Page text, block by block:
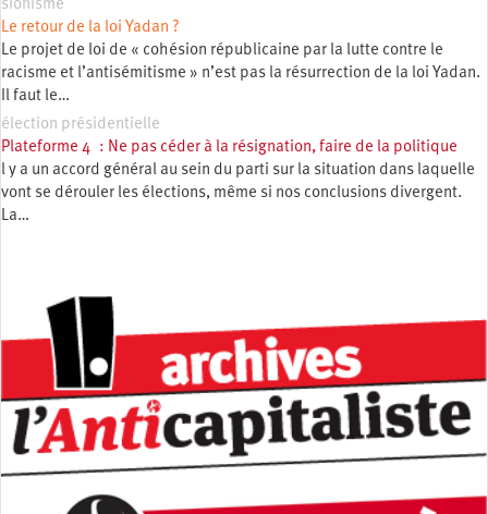
sionisme
Le retour de la loi Yadan ?
Le projet de loi de « cohésion républicaine par la lutte contre le
racisme et l’antisémitisme » n’est pas la résurrection de la loi Yadan.
Il faut le…
élection présidentielle
Plateforme 4 : Ne pas céder à la résignation, faire de la politique
l y a un accord général au sein du parti sur la situation dans laquelle
vont se dérouler les élections, même si nos conclusions divergent.
La…